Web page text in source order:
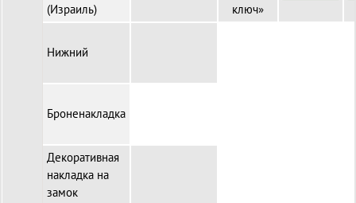
(Израиль)
ключ»
Нижний
Броненакладка
Декоративная
накладка на
замок